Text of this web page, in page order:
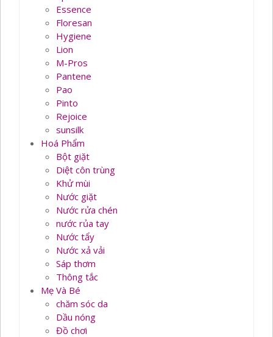
Essence
Floresan
Hygiene
Lion
M-Pros
Pantene
Pao
Pinto
Rejoice
sunsilk
Hoá Phẩm
Bột giặt
Diệt côn trùng
Khử mùi
Nước giặt
Nước rửa chén
nước rủa tay
Nước tẩy
Nước xả vải
Sáp thơm
Thông tắc
Mẹ Và Bé
chăm sóc da
Dầu nóng
Đồ chơi